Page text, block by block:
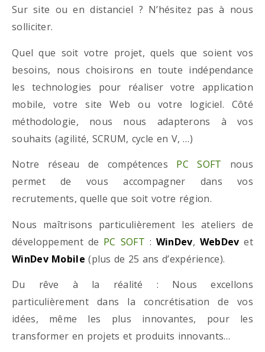
Sur site ou en distanciel ? N’hésitez pas à nous
solliciter.
Quel que soit votre projet, quels que soient vos
besoins, nous choisirons en toute indépendance
les technologies pour réaliser votre application
mobile, votre site Web ou votre logiciel. Côté
méthodologie, nous nous adapterons à vos
souhaits (agilité, SCRUM, cycle en V, …)
Notre réseau de compétences PC SOFT nous
permet de vous accompagner dans vos
recrutements, quelle que soit votre région.
Nous maîtrisons particulièrement les ateliers de
développement de PC SOFT : WinDev, WebDev et
WinDev Mobile (plus de 25 ans d’expérience).
Du rêve à la réalité : Nous excellons
particulièrement dans la concrétisation de vos
idées, même les plus innovantes, pour les
transformer en projets et produits innovants…